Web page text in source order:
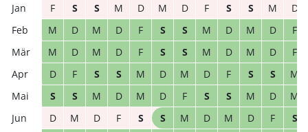
F
S S M D M D F S S M
D
M
D M D F S S M D M D
F
M
D M D F S S M D M D
F
D
F S S M D M D F S S
M
S
S M D M D F S S M D
M
D
M D F S S M D M D F
S